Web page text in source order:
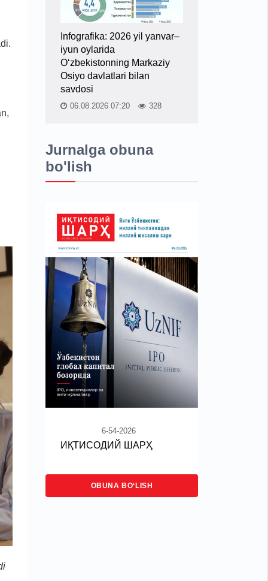
Infografika: 2026 yil yanvar–
iyun oylarida
O‘zbekistonning Markaziy
Osiyo davlatlari bilan
savdosi
06.08.2026 07:20 328
Jurnalga obuna
bo'lish
6-54-2026
ИҚТИСОДИЙ ШАРҲ
OBUNA BO‘LISH